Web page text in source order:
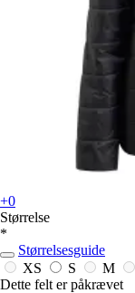
+0
Størrelse
*
Størrelsesguide
XS
S M
Dette felt er påkrævet